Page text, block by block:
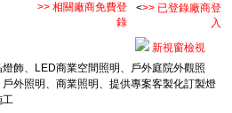
>> 相關廠商免費登
錄
<>> 已登錄廠商登
入
新視窗檢視
飾、LED商業空間照明、戶外庭院外觀照
外照明、商業照明、提供專案客製化訂製燈
工